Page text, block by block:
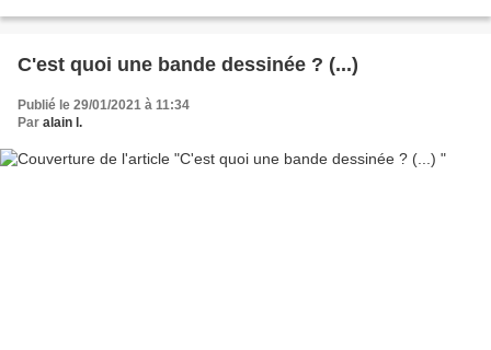
C'est quoi une bande dessinée ? (...)
Publié le 29/01/2021 à 11:34
Par alain l.